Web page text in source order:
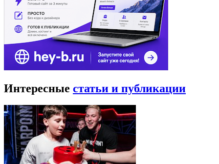
Интересные статьи и публикации